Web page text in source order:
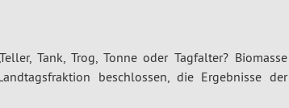
Tank, Trog, Tonne oder Tagfalter? Biomasse
beschlossen, die Ergebnisse der